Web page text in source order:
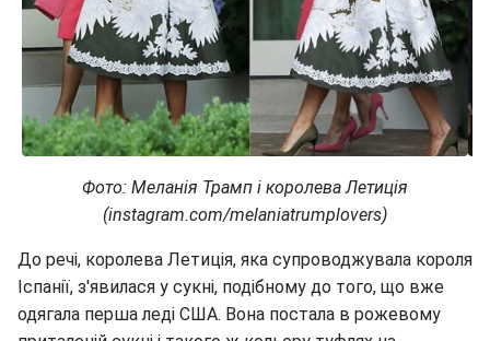
Фото: Меланія Трамп і королева Летиція
(instagram.com/melaniatrumplovers)
До речі, королева Летиція, яка супроводжувала короля
Іспанії, з'явилася у сукні, подібному до того, що вже
одягала перша леді США. Вона постала в рожевому